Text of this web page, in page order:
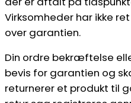
Virksomheder har ikke
over garantien.
Din ordre bekræftelse
bevis for garantien og
returnerer et produkt til